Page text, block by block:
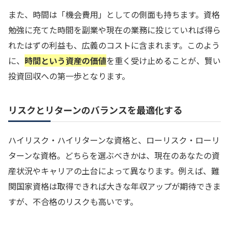
また、時間は「機会費用」としての側面も持ちます。資格
勉強に充てた時間を副業や現在の業務に投じていれば得ら
れたはずの利益も、広義のコストに含まれます。このよう
に、 時間という資産の価値を重く受け止めることが、賢い
投資回収への第一歩となります。
リスクとリターンのバランスを最適化する
ハイリスク・ハイリターンな資格と、ローリスク・ローリ
ターンな資格。どちらを選ぶべきかは、現在のあなたの資
産状況やキャリアの土台によって異なります。例えば、難
関国家資格は取得できれば大きな年収アップが期待できま
すが、不合格のリスクも高いです。